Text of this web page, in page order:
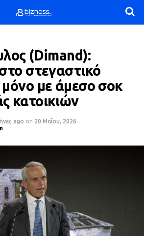
(Dimand):
στεγαστικό
με άμεσο σοκ
κατοικιών
ago on 20 Μαΐου, 2026